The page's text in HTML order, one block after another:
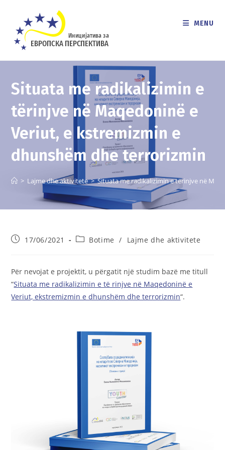
content
MENU
Situata me radikalizimin e
tërinjve në Maqedoninë e
Veriut, e kstremizmin e
dhunshëm dhe terrorizmin
> Lajme dhe aktivitete > Situata me radikalizimin e tërinjve në
Post17/06/2021
PostBotime / Lajme dhe aktivitete
Për nevojat e projektit, u përgatit një studim bazë me titull
“Situata me radikalizimin e të rinjve në Maqedoninë e
Veriut, ekstremizmin e dhunshëm dhe terrorizmin“.